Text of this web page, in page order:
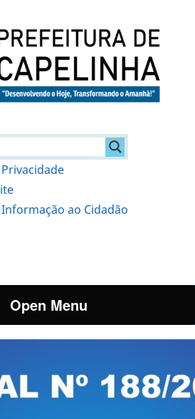
ao Cidadão
Open Menu